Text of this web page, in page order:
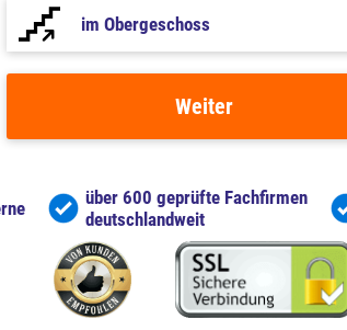
im Obergeschoss
Weiter
über 600 geprüfte Fachfirmen
deutschlandweit